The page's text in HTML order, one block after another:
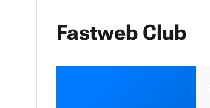
Fastweb Club